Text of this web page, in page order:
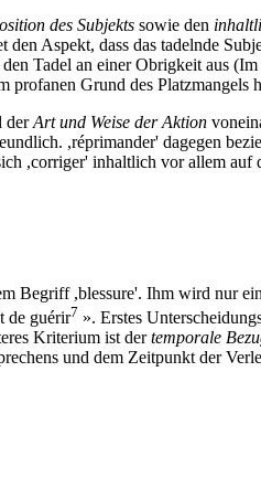
des Subjekts sowie den
Aspekt, dass das tadelnde
Tadel an einer Obrigkeit aus
Grund des Platzmangels
derArt und Weise der Aktion
,réprimander' dagegen
,corriger' inhaltlich vor allem
,blessure'. Ihm wird nur
de guérir7 ». Erstes
Kriterium ist dertemporale
und dem Zeitpunkt der